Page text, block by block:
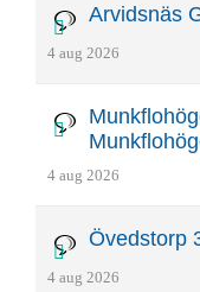
Arvidsnäs
4 aug 2026
4 aug 2026
Övedstorp
4 aug 2026